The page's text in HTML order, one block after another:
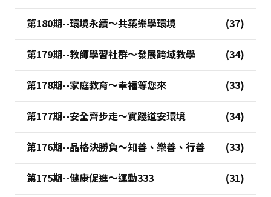
第180期--環境永續～共築樂學環境
第179期--教師學習社群～發展跨域教學
第178期--家庭教育～幸福等您來
第177期--安全齊步走～實踐道安環境
第176期--品格決勝負～知善、樂善、行善
第175期--健康促進～運動333